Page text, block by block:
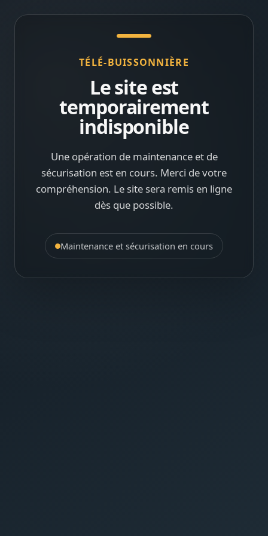
TÉLÉ-BUISSONNIÈRE
Le site est
temporairement
indisponible
Une opération de maintenance et de
sécurisation est en cours. Merci de votre
compréhension. Le site sera remis en ligne
dès que possible.
Maintenance et sécurisation en cours